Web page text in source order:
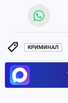
КРИМИНАЛ